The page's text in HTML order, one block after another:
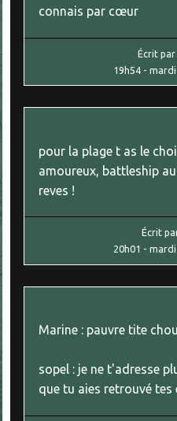
connais par cœur
Écrit
19h54- mardi
pour la plage t as le
amoureux, battleship
reves !
Écrit
20h01 - mardi
Marine : pauvre tite
sopel : je ne t'adresse
que tu aies retrouvé tes